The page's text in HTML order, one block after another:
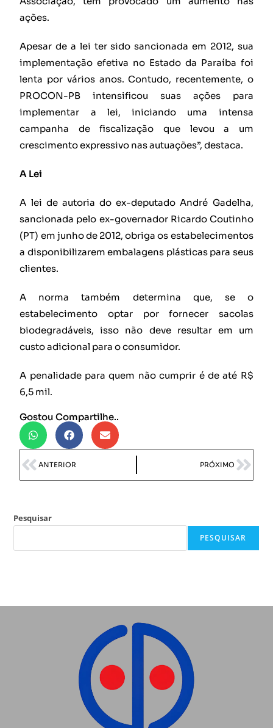
ações.
Apesar de a lei ter sido sancionada em 2012, sua
implementação efetiva no Estado da Paraíba foi
lenta por vários anos. Contudo, recentemente, o
PROCON-PB intensificou suas ações para
implementar a lei, iniciando uma intensa
campanha de fiscalização que levou a um
crescimento expressivo nas autuações”, destaca.
A Lei
A lei de autoria do ex-deputado André Gadelha,
sancionada pelo ex-governador Ricardo Coutinho
(PT) em junho de 2012, obriga os estabelecimentos
a disponibilizarem embalagens plásticas para seus
clientes.
A norma também determina que, se o
estabelecimento optar por fornecer sacolas
biodegradáveis, isso não deve resultar em um
custo adicional para o consumidor.
A penalidade para quem não cumprir é de até R$
6,5 mil.
Gostou Compartilhe..
ANTERIOR PRÓXIMO
Pesquisar
PESQUISAR